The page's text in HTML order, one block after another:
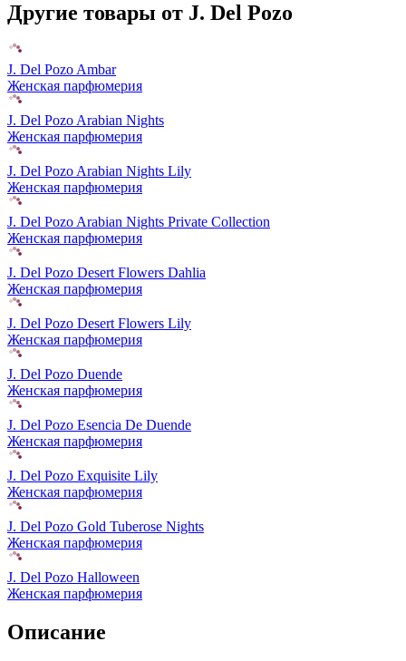
Другие товары от J. Del Pozo
J. Del Pozo Ambar
Женская парфюмерия
J. Del Pozo Arabian Nights
Женская парфюмерия
J. Del Pozo Arabian Nights Lily
Женская парфюмерия
J. Del Pozo Arabian Nights Private Collection
Женская парфюмерия
J. Del Pozo Desert Flowers Dahlia
Женская парфюмерия
J. Del Pozo Desert Flowers Lily
Женская парфюмерия
J. Del Pozo Duende
Женская парфюмерия
J. Del Pozo Esencia De Duende
Женская парфюмерия
J. Del Pozo Exquisite Lily
Женская парфюмерия
J. Del Pozo Gold Tuberose Nights
Женская парфюмерия
J. Del Pozo Halloween
Женская парфюмерия
Описание